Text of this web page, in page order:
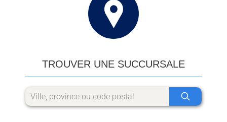
TROUVER UNE SUCCURSALE